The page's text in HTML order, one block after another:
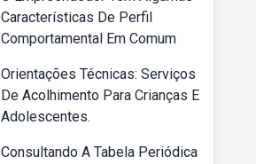
Características De Perfil
Comportamental Em Comum
Orientações Técnicas: Serviços
De Acolhimento Para Crianças E
Adolescentes.
Consultando A Tabela Periódica